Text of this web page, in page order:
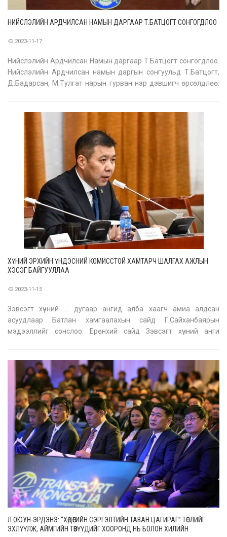
НИЙСЛЭЛИЙН АРДЧИЛСАН НАМЫН ДАРГААР Т.БАТЦОГТ СОНГОГДЛОО
2023-11-17
Нийслэлийн Ардчилсан Намын даргаар Т.Батцогт сонгогдлоо.
Нийслэлийн Ардчилсан намын даргын сонгуульд Т.Батцогт,
Д.Бадарсан, М.Тулгат нарын гурван нэр дэвшигч өрсөлдлөө.
гурвуулаа и
ХҮНИЙ ЭРХИЙН ҮНДЭСНИЙ КОМИССТОЙ ХАМТАРЧ ШАЛГАХ АЖЛЫН
ХЭСЭГ БАЙГУУЛЛАА
2023-11-15
Зэвсэгт хүчний … дугаар ангид алба хаагч амиа алдсан
асуудлаар Батлан хамгаалахын сайд Г.Сайханбаярын
мэдээллийг сонслоо. Ерөнхий сайд Зэвсэгт хүчний анги
Ажлын хэсэг байгуулж, ша
Л.ОЮУН-ЭРДЭНЭ: “ХӨДӨӨГИЙН СЭРГЭЛТИЙН ТАВАН ЦАГИРАГ” ТӨСЛИЙГ
ЭХЛҮҮЛЖ, АЙМГИЙН ТӨВҮҮДИЙГ ХООРОНД НЬ БОЛОН ХИЛИЙН